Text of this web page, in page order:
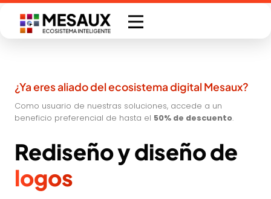
Saltar
contenido
¿Ya eres aliado del ecosistema digital Mesaux?
Como usuario de nuestras soluciones, accede a un
beneficio preferencial de hasta el 50% de descuento.
Rediseño y diseño de
logos